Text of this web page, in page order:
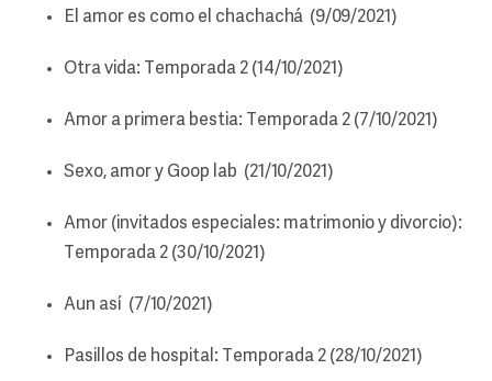
El amor es como el chachachá (9/09/2021)
Otra vida: Temporada 2 (14/10/2021)
Amor a primera bestia: Temporada 2 (7/10/2021)
Sexo, amor y Goop lab (21/10/2021)
Amor (invitados especiales: matrimonio y divorcio):
Temporada 2 (30/10/2021)
Aun así (7/10/2021)
Pasillos de hospital: Temporada 2 (28/10/2021)